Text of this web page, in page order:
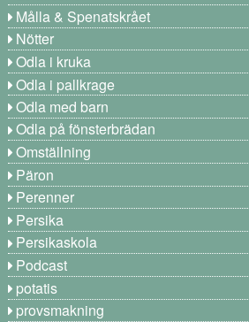
Målla & Spenatskrået
Nötter
Odla i kruka
Odla i pallkrage
Odla med barn
Odla på fönsterbrädan
Omställning
Päron
Perenner
Persika
Persikaskola
Podcast
potatis
provsmakning